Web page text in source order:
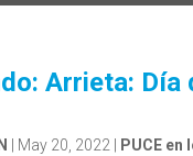
Arrieta: Día
May 20, 2022| PUCE en